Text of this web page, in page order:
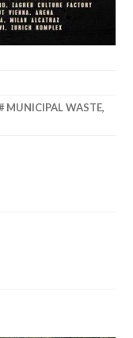
MUNICIPAL WASTE,